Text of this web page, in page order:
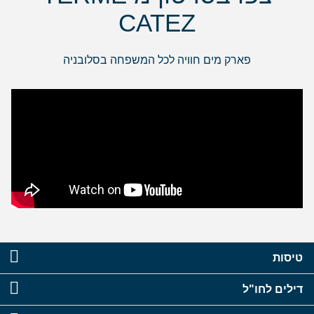
CATEZ
פארק מים חוויה לכל המשפחה בסלובניה
טיסות
דילים לחו"ל